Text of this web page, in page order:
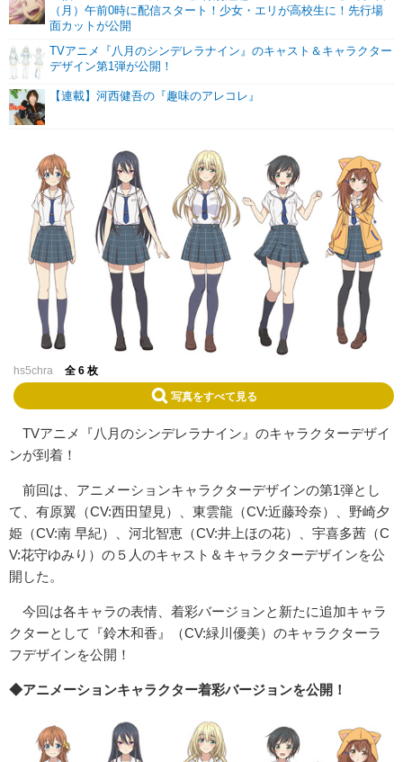
（月）午前0時に配信スタート！少女・エリが高校生に！先行場
面カットが公開
TVアニメ『八月のシンデレラナイン』のキャスト＆キャラクター
デザイン第1弾が公開！
【連載】河西健吾の『趣味のアレコレ』
hs5chra 全 6 枚
写真をすべて見る
TVアニメ『八月のシンデレラナイン』のキャラクターデザイ
ンが到着！
前回は、アニメーションキャラクターデザインの第1弾とし
て、有原翼（CV:西田望見）、東雲龍（CV:近藤玲奈）、野崎夕
姫（CV:南 早紀）、河北智恵（CV:井上ほの花）、宇喜多茜（C
V:花守ゆみり）の５人のキャスト＆キャラクターデザインを公
開した。
今回は各キャラの表情、着彩バージョンと新たに追加キャラ
クターとして『鈴木和香』（CV:緑川優美）のキャラクターラ
フデザインを公開！
◆アニメーションキャラクター着彩バージョンを公開！